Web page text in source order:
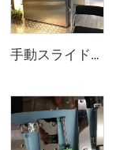
手動スライドドア